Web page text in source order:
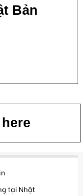
Bản
tại Nhật